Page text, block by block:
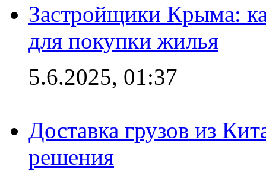
Застройщики Крыма:
для покупки жилья
5.6.2025, 01:37
Доставка грузов из
решения